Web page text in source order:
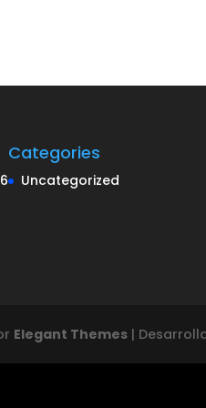
Categories
Uncategorized
Elegant Themes |